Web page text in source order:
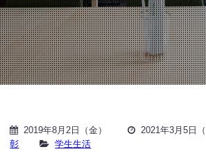
2019年8月2日（金） 2021年3月5日
彰
学生生活